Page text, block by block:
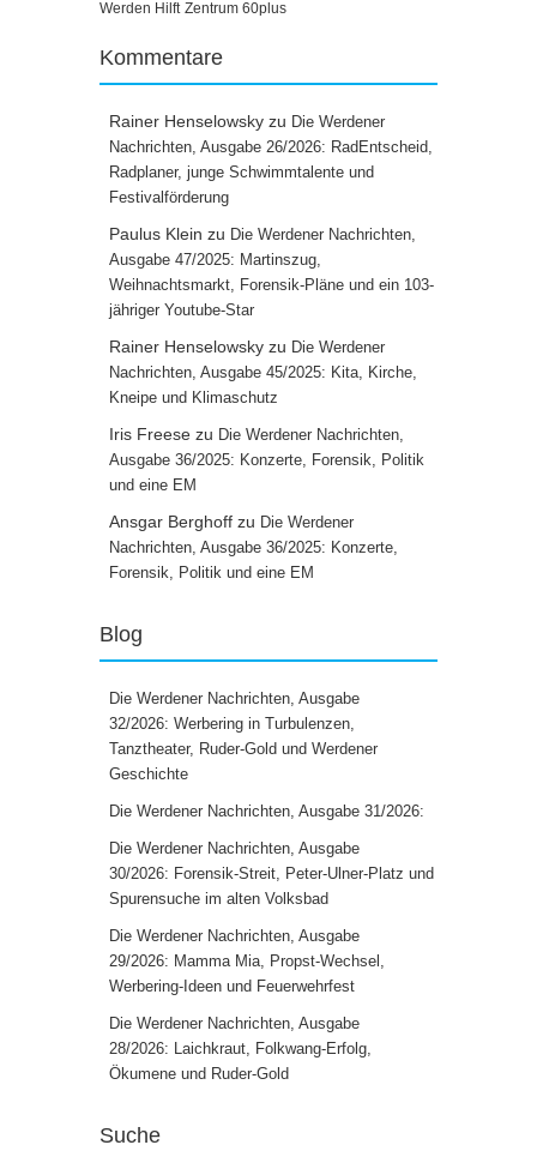
Werden Hilft Zentrum 60plus
Kommentare
Rainer Henselowsky zu Die Werdener
Nachrichten, Ausgabe 26/2026: RadEntscheid,
Radplaner, junge Schwimmtalente und
Festivalförderung
Paulus Klein zu Die Werdener Nachrichten,
Ausgabe 47/2025: Martinszug,
Weihnachtsmarkt, Forensik-Pläne und ein 103-
jähriger Youtube-Star
Rainer Henselowsky zu Die Werdener
Nachrichten, Ausgabe 45/2025: Kita, Kirche,
Kneipe und Klimaschutz
Iris Freese zu Die Werdener Nachrichten,
Ausgabe 36/2025: Konzerte, Forensik, Politik
und eine EM
Ansgar Berghoff zu Die Werdener
Nachrichten, Ausgabe 36/2025: Konzerte,
Forensik, Politik und eine EM
Blog
Die Werdener Nachrichten, Ausgabe
32/2026: Werbering in Turbulenzen,
Tanztheater, Ruder-Gold und Werdener
Geschichte
Die Werdener Nachrichten, Ausgabe 31/2026:
Die Werdener Nachrichten, Ausgabe
30/2026: Forensik-Streit, Peter-Ulner-Platz und
Spurensuche im alten Volksbad
Die Werdener Nachrichten, Ausgabe
29/2026: Mamma Mia, Propst-Wechsel,
Werbering-Ideen und Feuerwehrfest
Die Werdener Nachrichten, Ausgabe
28/2026: Laichkraut, Folkwang-Erfolg,
Ökumene und Ruder-Gold
Suche